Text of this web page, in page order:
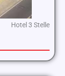
Hotel 3 Stelle